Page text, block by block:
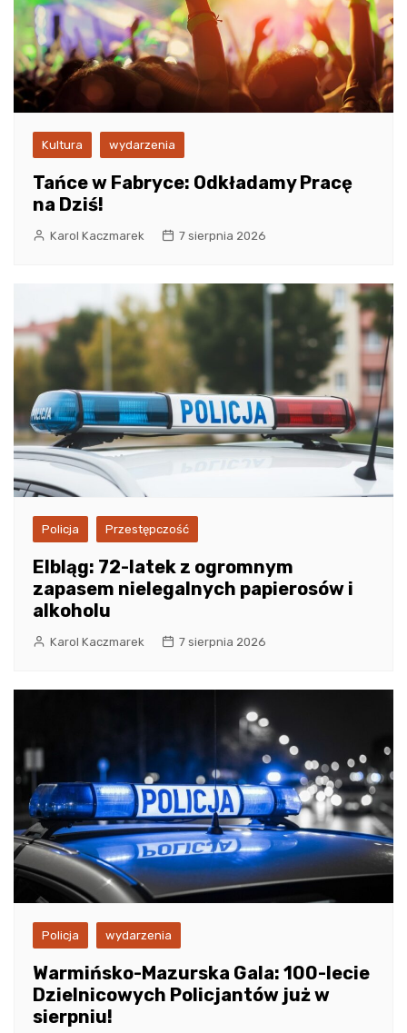
Kultura wydarzenia
Tańce w Fabryce: Odkładamy Pracę
na Dziś!
Karol Kaczmarek 7 sierpnia 2026
Policja Przestępczość
Elbląg: 72-latek z ogromnym
zapasem nielegalnych papierosów i
alkoholu
Karol Kaczmarek 7 sierpnia 2026
Policja wydarzenia
Warmińsko-Mazurska Gala: 100-lecie
Dzielnicowych Policjantów już w
sierpniu!